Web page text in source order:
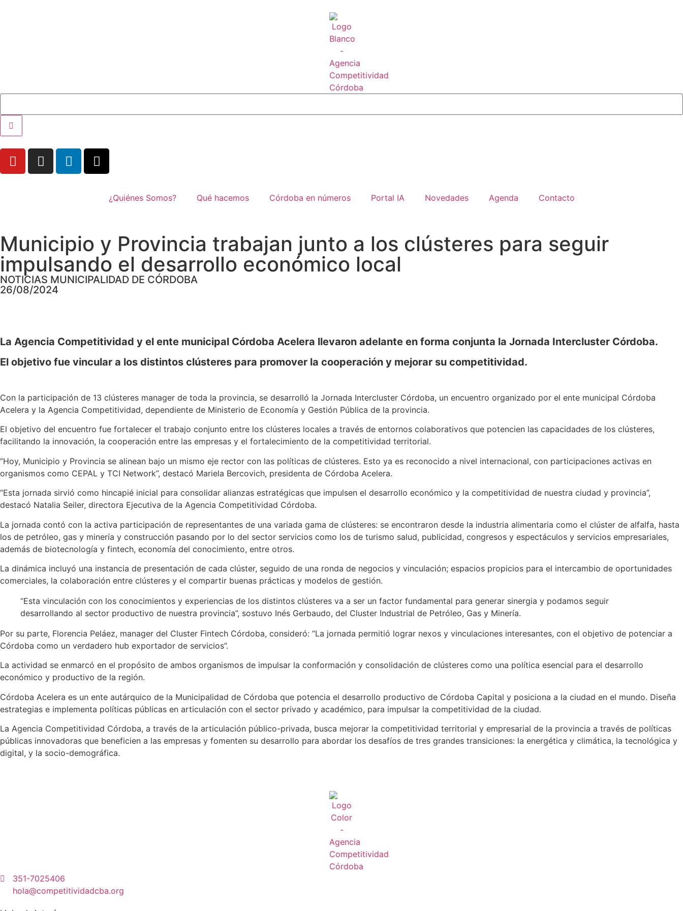
¿Quiénes Somos? Qué hacemos Córdoba en números Portal IA Novedades Agenda Contacto
Municipio y Provincia trabajan junto a los clústeres para seguir
impulsando el desarrollo económico local
NOTICIAS MUNICIPALIDAD DE CÓRDOBA
26/08/2024
La Agencia Competitividad y el ente municipal Córdoba Acelera llevaron adelante en forma conjunta la Jornada Intercluster Córdoba.
El objetivo fue vincular a los distintos clústeres para promover la cooperación y mejorar su competitividad.
Con la participación de 13 clústeres manager de toda la provincia, se desarrolló la Jornada Intercluster Córdoba, un encuentro organizado por el ente municipal Córdoba
Acelera y la Agencia Competitividad, dependiente de Ministerio de Economía y Gestión Pública de la provincia.
El objetivo del encuentro fue fortalecer el trabajo conjunto entre los clústeres locales a través de entornos colaborativos que potencien las capacidades de los clústeres,
facilitando la innovación, la cooperación entre las empresas y el fortalecimiento de la competitividad territorial.
“Hoy, Municipio y Provincia se alinean bajo un mismo eje rector con las políticas de clústeres. Esto ya es reconocido a nivel internacional, con participaciones activas en
organismos como CEPAL y TCI Network”, destacó Mariela Bercovich, presidenta de Córdoba Acelera.
“Esta jornada sirvió como hincapié inicial para consolidar alianzas estratégicas que impulsen el desarrollo económico y la competitividad de nuestra ciudad y provincia”,
destacó Natalia Seiler, directora Ejecutiva de la Agencia Competitividad Córdoba.
La jornada contó con la activa participación de representantes de una variada gama de clústeres: se encontraron desde la industria alimentaria como el clúster de alfalfa, hasta
los de petróleo, gas y minería y construcción pasando por lo del sector servicios como los de turismo salud, publicidad, congresos y espectáculos y servicios empresariales,
además de biotecnología y fintech, economía del conocimiento, entre otros.
La dinámica incluyó una instancia de presentación de cada clúster, seguido de una ronda de negocios y vinculación; espacios propicios para el intercambio de oportunidades
comerciales, la colaboración entre clústeres y el compartir buenas prácticas y modelos de gestión.
“Esta vinculación con los conocimientos y experiencias de los distintos clústeres va a ser un factor fundamental para generar sinergia y podamos seguir
desarrollando al sector productivo de nuestra provincia”, sostuvo Inés Gerbaudo, del Cluster Industrial de Petróleo, Gas y Minería.
Por su parte, Florencia Peláez, manager del Cluster Fintech Córdoba, consideró: “La jornada permitió lograr nexos y vinculaciones interesantes, con el objetivo de potenciar a
Córdoba como un verdadero hub exportador de servicios”.
La actividad se enmarcó en el propósito de ambos organismos de impulsar la conformación y consolidación de clústeres como una política esencial para el desarrollo
económico y productivo de la región.
Córdoba Acelera es un ente autárquico de la Municipalidad de Córdoba que potencia el desarrollo productivo de Córdoba Capital y posiciona a la ciudad en el mundo. Diseña
estrategias e implementa políticas públicas en articulación con el sector privado y académico, para impulsar la competitividad de la ciudad.
La Agencia Competitividad Córdoba, a través de la articulación público-privada, busca mejorar la competitividad territorial y empresarial de la provincia a través de políticas
públicas innovadoras que beneficien a las empresas y fomenten su desarrollo para abordar los desafíos de tres grandes transiciones: la energética y climática, la tecnológica y
digital, y la socio-demográfica.
351-7025406
hola@competitividadcba.org